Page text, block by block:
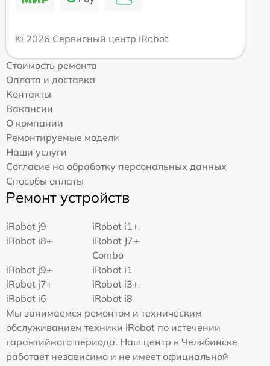
© 2026 Сервисный центр iRobot
Стоимость ремонта
Оплата и доставка
Контакты
Вакансии
О компании
Ремонтируемые модели
Наши услуги
Согласие на обработку персональных данных
Способы оплаты
Ремонт устройств
iRobot j9
iRobot i1+
iRobot i8+
iRobot J7+
Combo
iRobot j9+
iRobot i1
iRobot j7+
iRobot i3+
iRobot i6
iRobot i8
Мы занимаемся ремонтом и техническим
обслуживанием техники iRobot по истечении
гарантийного периода. Наш центр в Челябинске
работает независимо и не имеет официальной